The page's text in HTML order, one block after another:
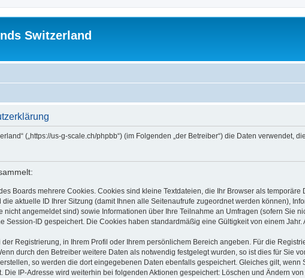
Switzerland
(„https://us-g-scale.ch/phpbb“) (im Folgenden „der Betreiber“) die Daten verwendet,
Boards mehrere Cookies. Cookies sind kleine Textdateien, die Ihr Browser als
aktuelle ID Ihrer Sitzung (damit Ihnen alle Seitenaufrufe zugeordnet werden können),
angemeldet sind) sowie Informationen über Ihre Teilnahme an Umfragen (sofern Sie
Session-ID gespeichert. Die Cookies haben standardmäßig eine Gültigkeit von einem
Registrierung, in Ihrem Profil oder Ihrem persönlichem Bereich angeben. Für die
durch den Betreiber weitere Daten als notwendig festgelegt wurden, so ist dies für Sie
so werden die dort eingegebenen Daten ebenfalls gespeichert. Gleiches gilt,
IP-Adresse wird weiterhin bei folgenden Aktionen gespeichert: Löschen und Ändern